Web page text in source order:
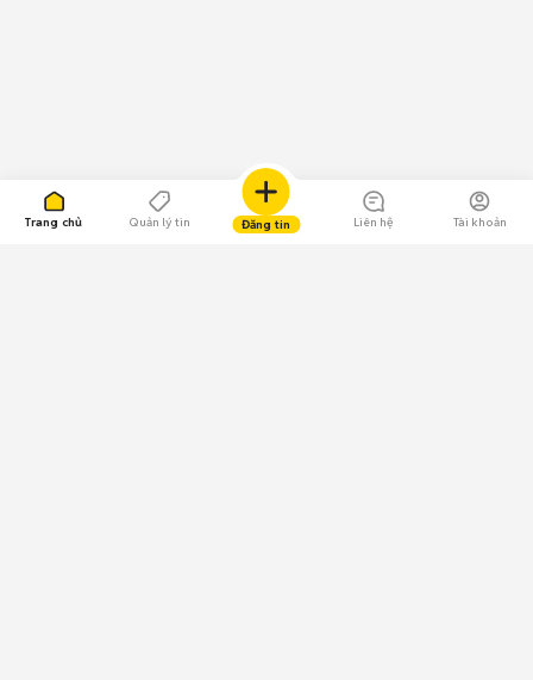
Trang chủ Quản lý tin Đăng tin Liên hệ Tài khoản